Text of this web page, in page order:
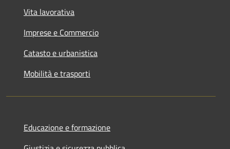
Vita lavorativa
Imprese e Commercio
Catasto e urbanistica
Mobilità e trasporti
Educazione e formazione